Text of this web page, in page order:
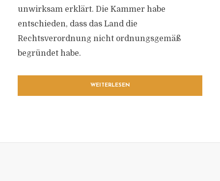
unwirksam erklärt. Die Kammer habe
entschieden, dass das Land die
Rechtsverordnung nicht ordnungsgemäß
begründet habe.
WEITERLESEN